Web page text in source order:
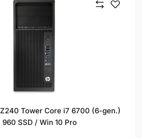
Tower Core i7 6700 (6-gen.)
SSD / Win 10 Pro